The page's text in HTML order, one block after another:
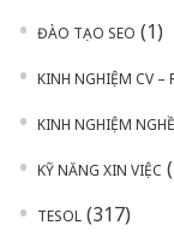
ĐÀO TẠO SEO (1)
KINH NGHIỆM CV –
KINH NGHIỆM
KỸ NĂNG XIN VIỆC
TESOL (317)